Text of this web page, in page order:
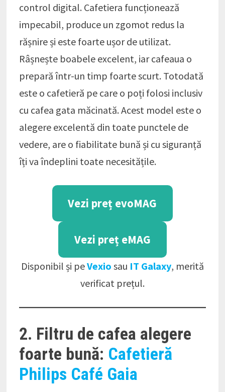
control digital. Cafetiera funcționează
impecabil, produce un zgomot redus la
rășnire și este foarte ușor de utilizat.
Râșnește boabele excelent, iar cafeaua o
prepară într-un timp foarte scurt. Totodată
este o cafetieră pe care o poți folosi inclusiv
cu cafea gata măcinată. Acest model este o
alegere excelentă din toate punctele de
vedere, are o fiabilitate bună și cu siguranță
îți va îndeplini toate necesitățile.
Vezi preț evoMAG
Vezi preț eMAG
Disponibil și peVexio sau IT Galaxy, merită
verificat prețul.
2. Filtru de cafea alegere
foarte bună: Cafetieră
Philips Café Gaia